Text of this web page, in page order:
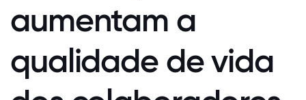
aumentam a
qualidade de vida